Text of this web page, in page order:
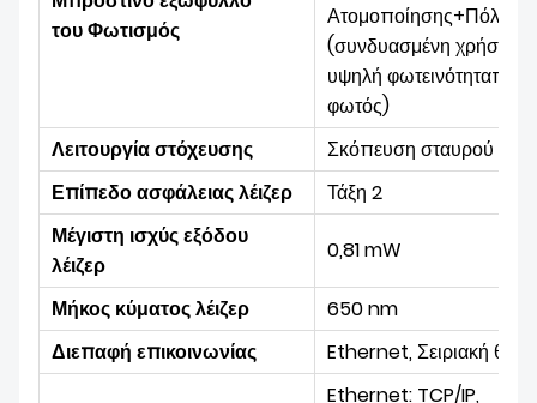
τουΦωτισμός
(συνδυασμένη χρήση με
υψηλή φωτεινότηταπηγή
φωτός)
Λειτουργία στόχευσης
Σκόπευση σταυρού
Επίπεδο ασφάλειας λέιζερ
Τάξη 2
Μέγιστη ισχύς εξόδου
λέιζερ
0,81 mW
Μήκος κύματος λέιζερ
650 nm
Διεπαφή επικοινωνίας
Ethernet, Σειριακή θύρα
Ethernet: TCP/IP,